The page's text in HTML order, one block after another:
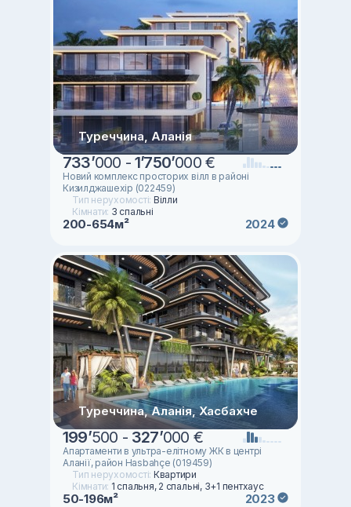
Туреччина, Аланія
733’000 -1’750’000 €
Новий комплекс просторих вілл в районі
Кизилджашехір (022459)
Тип нерухомості: Вілли
Кімнати: 3 спальні
200-654м² 2024
Туреччина, Аланія, Хасбахче
199’500 - 327’000 €
Апартаменти в ультра-елітному ЖК в центрі
Аланії, район Hasbahçe (019459)
Тип нерухомості: Квартири
Кімнати: 1 спальня, 2 спальні, 3+1 пентхаус
50-196м² 2023